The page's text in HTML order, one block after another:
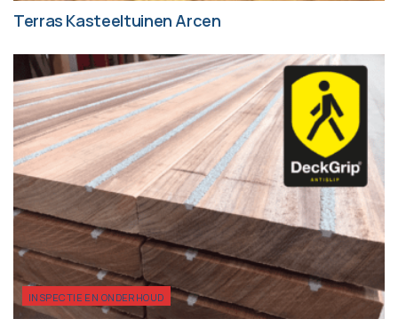
Terras Kasteeltuinen Arcen
INSPECTIE EN ONDERHOUD